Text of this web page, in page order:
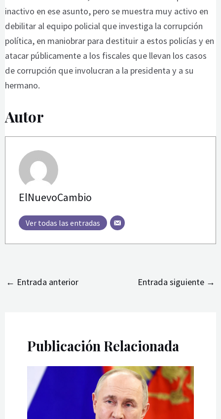
inactivo en ese asunto, pero se muestra muy activo en
debilitar al equipo policial que investiga la corrupción
política, en maniobrar para destituir a estos policías y en
atacar públicamente a los fiscales que llevan los casos
de corrupción que involucran a la presidenta y a su
hermano.
Autor
ElNuevoCambio
Ver todas las entradas
← Entrada anterior Entrada siguiente →
Publicación Relacionada